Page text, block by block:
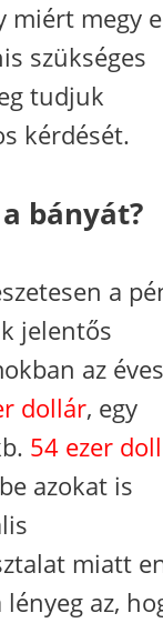
miért megy
szükséges
tudjuk
kérdését.
bányát?
a
jelentős
az éves
dollár, egy
54 ezer
azokat is
miatt
az,